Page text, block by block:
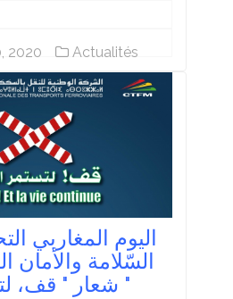
2020 Actualités
اليوم المغاربي
السّلامة
شعار " قف، لتستمر الحياة "